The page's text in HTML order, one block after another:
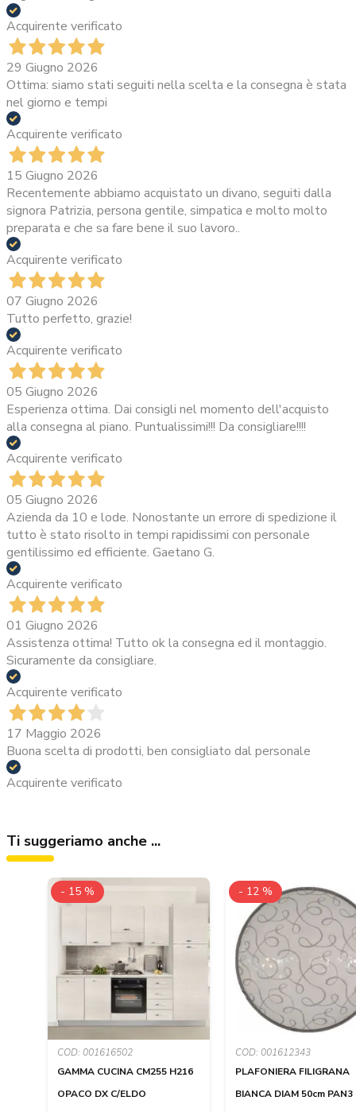
Acquirente verificato
29 Giugno 2026
Ottima: siamo stati seguiti nella scelta e la consegna è stata
nel giorno e tempi
Acquirente verificato
15 Giugno 2026
Recentemente abbiamo acquistato un divano, seguiti dalla
signora Patrizia, persona gentile, simpatica e molto molto
preparata e che sa fare bene il suo lavoro..
Acquirente verificato
07 Giugno 2026
Tutto perfetto, grazie!
Acquirente verificato
05 Giugno 2026
Esperienza ottima. Dai consigli nel momento dell'acquisto
alla consegna al piano. Puntualissimi!!! Da consigliare!!!!
Acquirente verificato
05 Giugno 2026
Azienda da 10 e lode. Nonostante un errore di spedizione il
tutto è stato risolto in tempi rapidissimi con personale
gentilissimo ed efficiente. Gaetano G.
Acquirente verificato
01 Giugno 2026
Assistenza ottima! Tutto ok la consegna ed il montaggio.
Sicuramente da consigliare.
Acquirente verificato
17 Maggio 2026
Buona scelta di prodotti, ben consigliato dal personale
Acquirente verificato
Ti suggeriamo anche ...
COD: 001616502
GAMMA CUCINA CM255 H216
OPACO DX C/ELDO
- 15 %
COD: 001612343
PLAFONIERA FILIGRANA
BIANCA DIAM 50cm PAN3
- 12 %